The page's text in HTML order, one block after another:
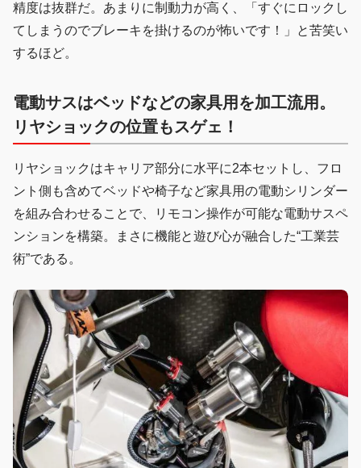
精度は抜群だ。あまりに制動力が高く、「すぐにロックし
てしまうのでブレーキを掛けるのが怖いです！」と苦笑い
するほど。
電動サスはベッドなどの家具用を加工流用。
リヤショックの位置もスゲェ！
リヤショックはキャリア部分に水平に2本セットし、フロ
ント側も含めてベッドや椅子など家具用の電動シリンダー
を組み合わせることで、リモコン操作が可能な電動サスペ
ンションを構築。まさに機能と遊び心が融合した“工業芸
術”である。